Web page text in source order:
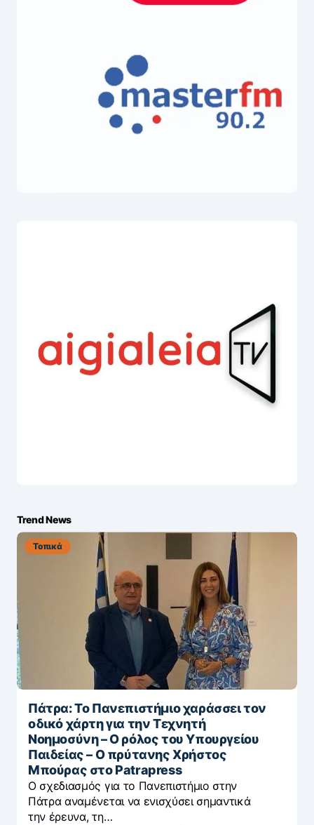
Trend News
Τοπικά
Πάτρα: Το Πανεπιστήμιο χαράσσει τον
οδικό χάρτη για την Τεχνητή
Νοημοσύνη – Ο ρόλος του Υπουργείου
Παιδείας – Ο πρύτανης Χρήστος
Μπούρας στο Patrapress
Ο σχεδιασμός για το Πανεπιστήμιο στην
Πάτρα αναμένεται να ενισχύσει σημαντικά
την έρευνα, τη…